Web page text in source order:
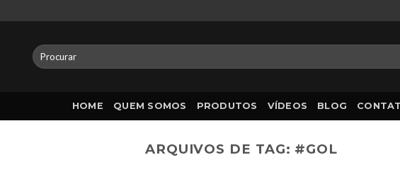
Pesquisar
por:
HOME QUEM SOMOS PRODUTOS VÍDEOS BLOG
ARQUIVOS DE TAG: #GOL